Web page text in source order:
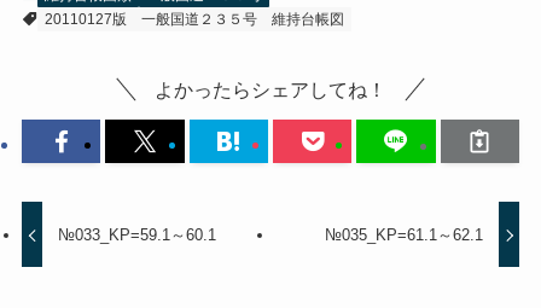
20110127版
一般国道２３５号 維持台帳図
よかったらシェアしてね！
№033_KP=59.1～60.1 №035_KP=61.1～62.1